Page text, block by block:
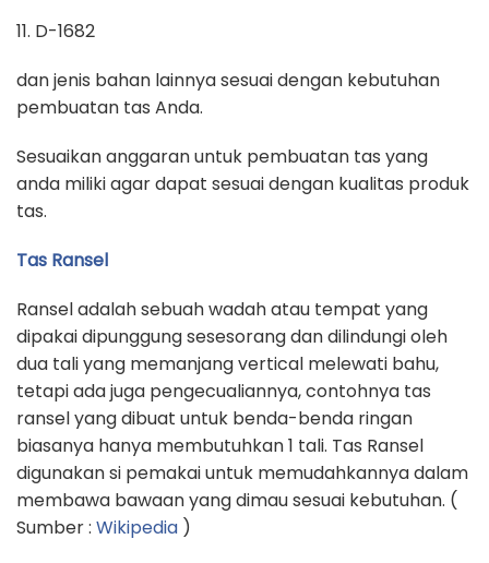
11. D-1682
dan jenis bahan lainnya sesuai dengan kebutuhan
pembuatan tas Anda.
Sesuaikan anggaran untuk pembuatan tas yang
anda miliki agar dapat sesuai dengan kualitas produk
tas.
Tas Ransel
Ransel adalah sebuah wadah atau tempat yang
dipakai dipunggung sesesorang dan dilindungi oleh
dua tali yang memanjang vertical melewati bahu,
tetapi ada juga pengecualiannya, contohnya tas
ransel yang dibuat untuk benda-benda ringan
biasanya hanya membutuhkan 1 tali. Tas Ransel
digunakan si pemakai untuk memudahkannya dalam
membawa bawaan yang dimau sesuai kebutuhan. (
Sumber : Wikipedia )